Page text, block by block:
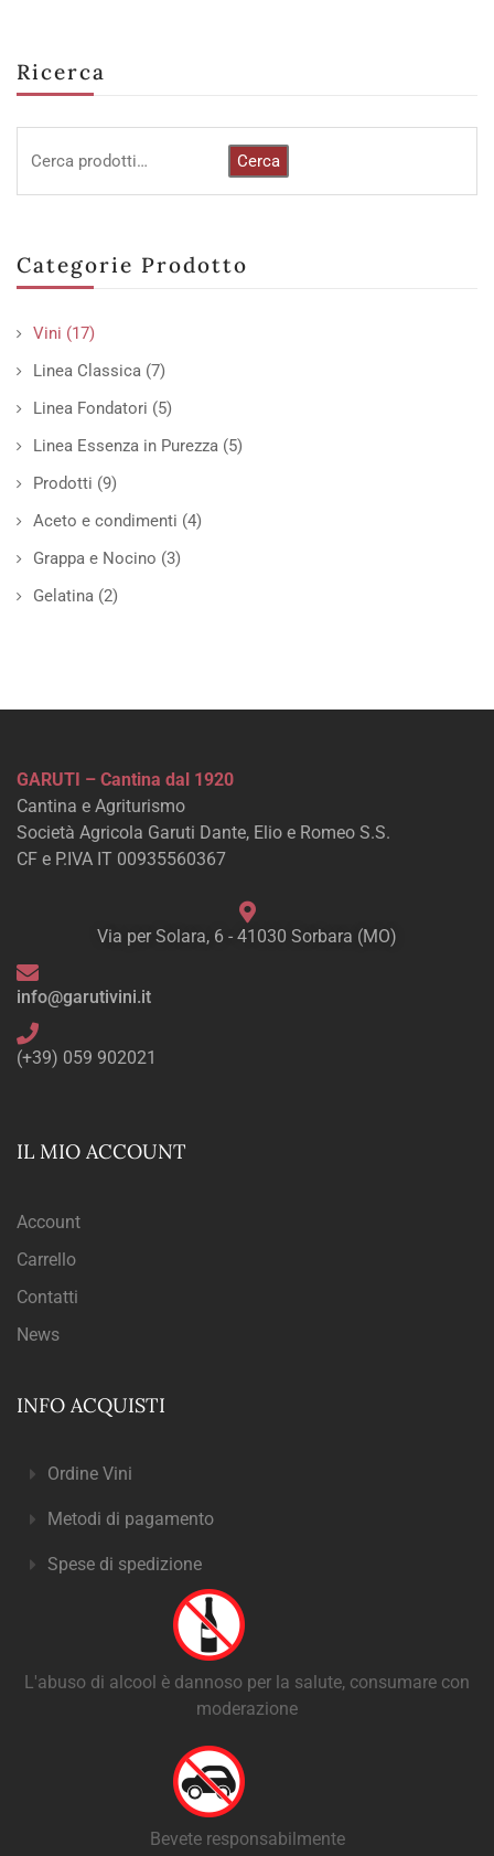
Ricerca
Cerca
Categorie Prodotto
Vini (17)
Linea Classica (7)
Linea Fondatori (5)
Linea Essenza in Purezza (5)
Prodotti (9)
Aceto e condimenti (4)
Grappa e Nocino (3)
Gelatina (2)
GARUTI – Cantina dal 1920
Cantina e Agriturismo
Società Agricola Garuti Dante, Elio e Romeo S.S.
CF e P.IVA IT 00935560367
Via per Solara, 6 - 41030 Sorbara (MO)
info@garutivini.it
(+39) 059 902021
IL MIO ACCOUNT
Account
Carrello
Contatti
News
INFO ACQUISTI
Ordine Vini
Metodi di pagamento
Spese di spedizione
L'abuso di alcool è dannoso per la salute, consumare con
moderazione
Bevete responsabilmente